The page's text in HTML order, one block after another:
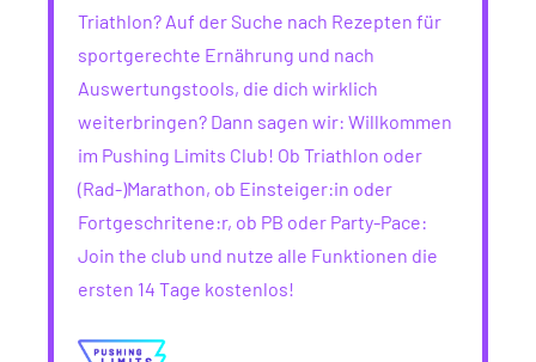
Triathlon? Auf der Suche nach Rezepten für
sportgerechte Ernährung und nach
Auswertungstools, die dich wirklich
weiterbringen? Dann sagen wir: Willkommen
im Pushing Limits Club! Ob Triathlon oder
(Rad-)Marathon, ob Einsteiger:in oder
Fortgeschritene:r, ob PB oder Party-Pace:
Join the club und nutze alle Funktionen die
ersten 14 Tage kostenlos!